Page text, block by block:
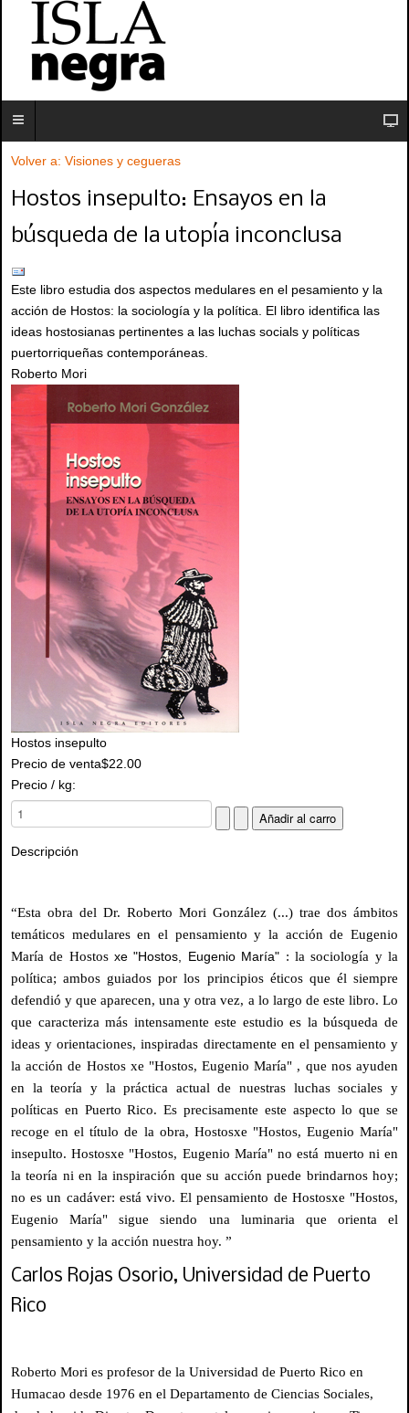
Volver a: Visiones y cegueras
Hostos insepulto: Ensayos en la
búsqueda de la utopía inconclusa
Este libro estudia dos aspectos medulares en el pesamiento y la
acción de Hostos: la sociología y la política. El libro identifica las
ideas hostosianas pertinentes a las luchas socials y políticas
puertorriqueñas contemporáneas.
Roberto Mori
Hostos insepulto
Precio de venta$22.00
Precio / kg:
Descripción
“Esta obra del Dr. Roberto Mori González (...) trae dos ámbitos
temáticos medulares en el pensamiento y la acción de Eugenio
María de Hostosxe "Hostos, Eugenio María" : la sociología y la
política; ambos guiados por los principios éticos que él siempre
defendió y que aparecen, una y otra vez, a lo largo de este libro. Lo
que caracteriza más intensamente este estudio es la búsqueda de
ideas y orientaciones, inspiradas directamente en el pensamiento y
la acción de Hostosxe "Hostos, Eugenio María" , que nos ayuden
en la teoría y la práctica actual de nuestras luchas sociales y
políticas en Puerto Rico. Es precisamente este aspecto lo que se
recoge en el título de la obra, Hostosxe "Hostos, Eugenio María"
insepulto. Hostosxe "Hostos, Eugenio María" no está muerto ni en
la teoría ni en la inspiración que su acción puede brindarnos hoy;
no es un cadáver: está vivo. El pensamiento de Hostosxe "Hostos,
Eugenio María" sigue siendo una luminaria que orienta el
pensamiento y la acción nuestra hoy. ”
Carlos Rojas Osorio, Universidad de Puerto
Rico
Roberto Mori es profesor de la Universidad de Puerto Rico en
Humacao desde 1976 en el Departamento de Ciencias Sociales,